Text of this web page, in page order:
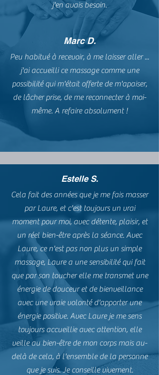
j'en avais besoin.
Marc D.
Peu habitué à recevoir, à me laisser aller ...
j'ai accueilli ce massage comme une
possibilité qui m'était offerte de m'apaiser,
de lâcher prise, de me reconnecter à moi-
même. A refaire absolument !
Estelle S.
Cela fait des années que je me fais masser
par Laure, et c'est toujours un vrai
moment pour moi, avec détente, plaisir, et
un réel bien-être après la séance. Avec
Laure, ce n'est pas non plus un simple
massage, Laure a une sensibilité qui fait
que par son toucher elle me transmet une
énergie de douceur et de bienveillance
avec une vraie volonté d'apporter une
énergie positive. Avec Laure je me sens
toujours accueillie avec attention, elle
veille au bien-être de mon corps mais au-
delà de cela, à l'ensemble de la personne
que je suis. Je conseille vivement.